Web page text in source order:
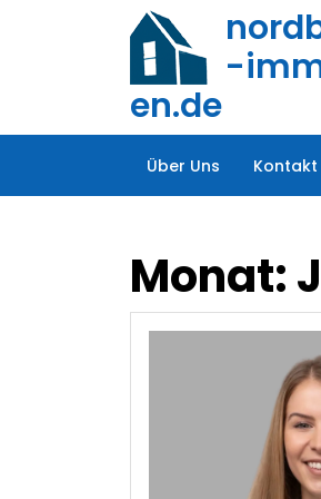
-
en.de
Über Uns Kontakt
Monat: